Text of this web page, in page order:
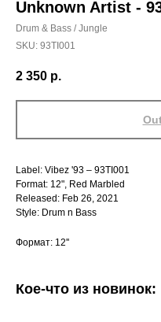
Unknown Artist -
Drum & Bass / Jungle
SKU: 93TI001
2 350 р.
Label: Vibez '93 – 93TI001
Format: 12", Red Marbled
Released: Feb 26, 2021
Style: Drum n Bass
Формат: 12''
Кое-что из новинок: